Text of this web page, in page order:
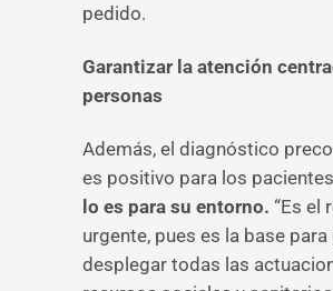
pedido.
Garantizar la atención
personas
Además, el diagnóstico
es positivo para los
lo es para su entorno. “Es el
urgente, pues es la base
desplegar todas las